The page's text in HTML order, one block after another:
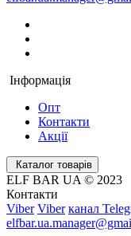
Інформація
Опт
Контакти
Акції
Каталог товарів
ELF BAR UA © 2023
Контакти
Viber Viber канал